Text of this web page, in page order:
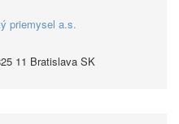
priemysel a.s.
11 Bratislava SK